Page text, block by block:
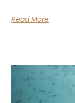
Read More